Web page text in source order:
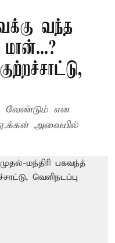
வந்த
மான்...?
வேண்டும் என
அவையில்